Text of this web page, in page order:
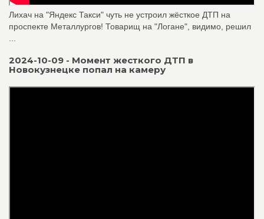
Лихач на "Яндекс Такси" чуть не устроил жёсткое ДТП на
проспекте Металлургов! Товарищ на "Логане", видимо, решил
2024-10-09 - Момент жесткого ДТП в
Новокузнецке попал на камеру